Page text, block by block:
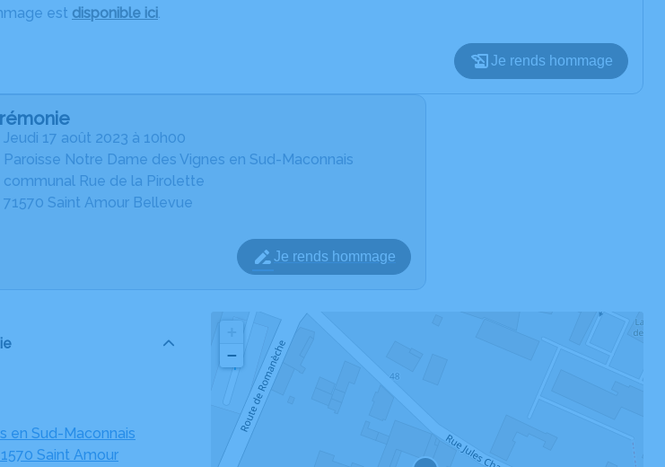
est disponible ici.
Je rends hommage
jeudi 17 août 2023 à 10h00
Paroisse Notre Dame des Vignes en Sud-Maconnais
communal Rue de la Pirolette
71570 Saint Amour Bellevue
Je rends hommage
en Sud-Maconnais
Saint Amour
−